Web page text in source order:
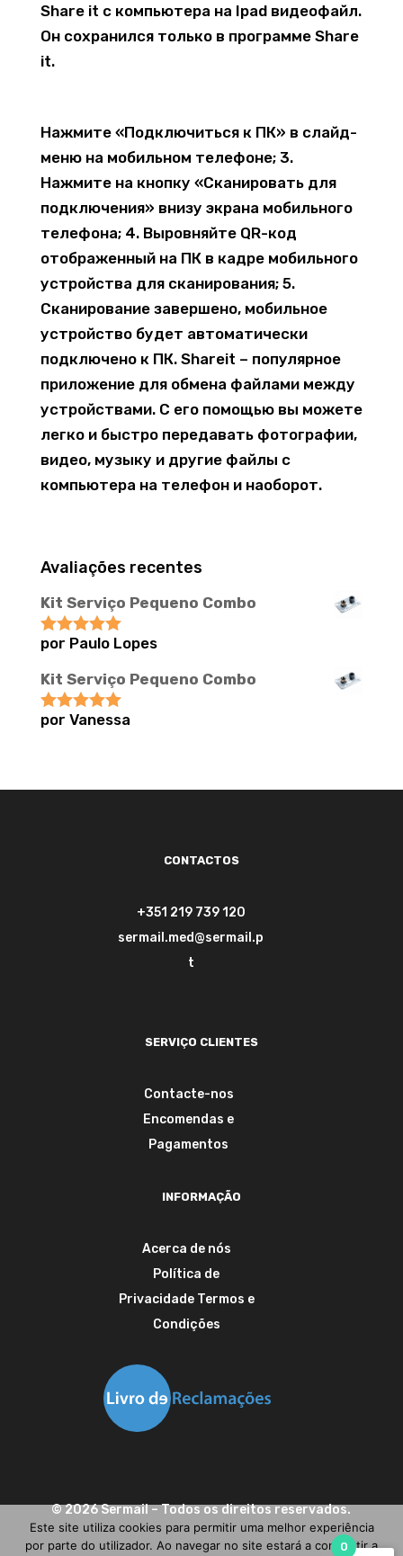
Share it с компьютера на Ipad видеофайл.
Он сохранился только в программе Share
it.
Нажмите «Подключиться к ПК» в слайд-
меню на мобильном телефоне; 3.
Нажмите на кнопку «Сканировать для
подключения» внизу экрана мобильного
телефона; 4. Выровняйте QR-код
отображенный на ПК в кадре мобильного
устройства для сканирования; 5.
Сканирование завершено, мобильное
устройство будет автоматически
подключено к ПК. Shareit – популярное
приложение для обмена файлами между
устройствами. С его помощью вы можете
легко и быстро передавать фотографии,
видео, музыку и другие файлы с
компьютера на телефон и наоборот.
Avaliações recentes
Kit Serviço Pequeno Combo
Avaliação5
por Paulo Lopes
Kit Serviço Pequeno Combo
Avaliação5
por Vanessa
CONTACTOS
+351 219 739 120
sermail.med@sermail.p
t
SERVIÇO CLIENTES
Contacte-nos
Encomendas e
Pagamentos
INFORMAÇÃO
Acerca de nós
Política de
Privacidade Termos e
Condições
©2026Sermail– Todos os direitos reservados.
0
Este site utiliza cookies para permitir uma melhor experiência
por parte do utilizador. Ao navegar no site estará a consentir a